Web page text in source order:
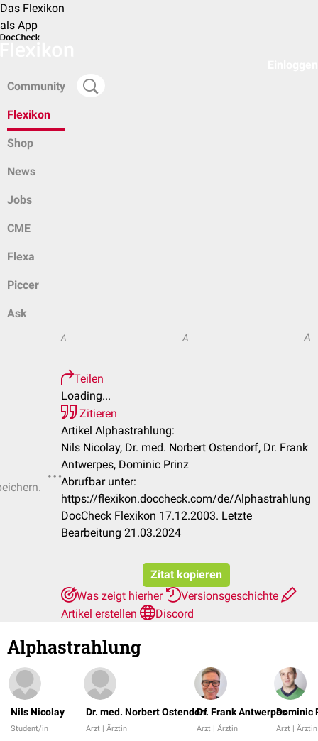
Das Flexikon
als App
Community
Flexikon
Shop
News
Jobs
CME
Flexa
Piccer
Ask
A A A
Teilen
Loading...
Zitieren
Artikel Alphastrahlung:
Nils Nicolay, Dr. med. Norbert Ostendorf, Dr. Frank
Antwerpes, Dominic Prinz
Abrufbar unter:
https://flexikon.doccheck.com/de/Alphastrahlung
DocCheck Flexikon 17.12.2003. Letzte
Bearbeitung 21.03.2024
Zitat kopieren
Was zeigt hierher
Versionsgeschichte
Artikel erstellen
Discord
Alphastrahlung
Nils Nicolay
Student/in
Dr. med. Norbert Ostendorf
Arzt | Ärztin
Dr. Frank Antwerpes
Arzt | Ärztin
Dominic
Arzt | Ärztin